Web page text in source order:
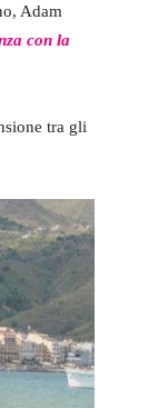
Adam
con la
tra gli